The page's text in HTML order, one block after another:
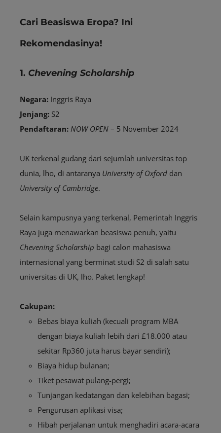
Cari Beasiswa Eropa? Ini
Rekomendasinya!
1. Chevening Scholarship
Negara: Inggris Raya
Jenjang: S2
Pendaftaran: NOW OPEN – 5 November 2024
UK terkenal gudang dari sejumlah universitas top
dunia, lho, di antaranya University of Oxford dan
University of Cambridge.
Selain kampusnya yang terkenal, Pemerintah Inggris
Raya juga menawarkan beasiswa penuh, yaitu
Chevening Scholarship bagi calon mahasiswa
internasional yang berminat studi S2 di salah satu
universitas di UK, lho. Paket lengkap!
Cakupan:
Bebas biaya kuliah (kecuali program MBA
dengan biaya kuliah lebih dari £18.000 atau
sekitar Rp360 juta harus bayar sendiri);
Biaya hidup bulanan;
Tiket pesawat pulang-pergi;
Tunjangan kedatangan dan kelebihan bagasi;
Pengurusan aplikasi visa;
Hibah perjalanan untuk menghadiri acara-acara